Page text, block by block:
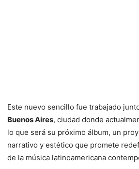
Este nuevo sencillo fue trabajado
Buenos Aires, ciudad donde
lo que será su próximo álbum, un
narrativo y estético que promete
de la música latinoamericana